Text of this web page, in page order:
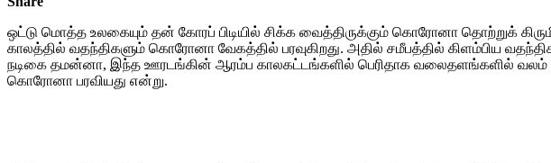
ஒட்டு மொத்த உலகையும் தன் கோரப் பிடியில் சிக்க வைத்திருக்கும் கொரோனா தொற்றுக்
காலத்தில் வதந்திகளும் கொரோனா வேகத்தில் பரவுகிறது. அதில் சமீபத்தில் கிளம்பிய
நடிகை தமன்னா, இந்த ஊரடங்கின் ஆரம்ப காலகட்டங்களில் பெரிதாக வலைதளங்களில் வலம்
கொரோனா பரவியது என்று.